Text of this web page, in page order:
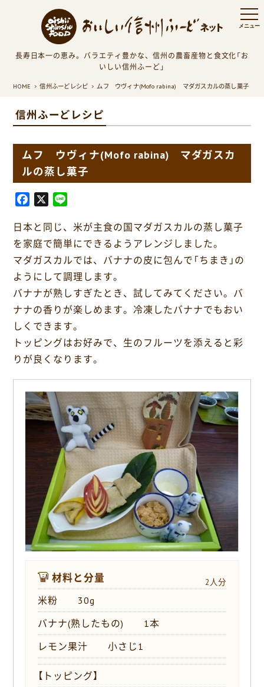
長寿日本一の恵み。バラエティ豊かな、信州の農畜産物と食文化「お
いしい信州ふーど」
HOME 信州ふーどレシピ ムフ ウヴィナ(Mofo rabina) マダガスカルの蒸し菓子
信州ふーどレシピ
ムフ ウヴィナ(Mofo rabina) マダガスカ
ルの蒸し菓子
c
e
b
o
o
X
e
日本と同じ、米が主食の国マダガスカルの蒸し菓子
を家庭で簡単にできるようアレンジしました。
マダガスカルでは、バナナの皮に包んで「ちまき」の
ようにして調理します。
バナナが熟しすぎたとき、試してみてください。バ
ナナの香りが楽しめます。冷凍したバナナでもおい
しくできます。
トッピングはお好みで、生のフルーツを添えると彩
りが良くなります。
材料と分量 2人分
米粉 30g
バナナ(熟したもの) 1本
レモン果汁 小さじ1
【トッピング】